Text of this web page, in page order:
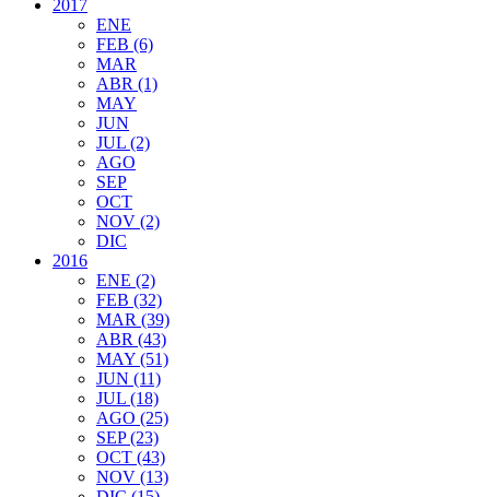
2017
ENE
FEB (6)
MAR
ABR (1)
MAY
JUN
JUL (2)
AGO
SEP
OCT
NOV (2)
DIC
2016
ENE (2)
FEB (32)
MAR (39)
ABR (43)
MAY (51)
JUN (11)
JUL (18)
AGO (25)
SEP (23)
OCT (43)
NOV (13)